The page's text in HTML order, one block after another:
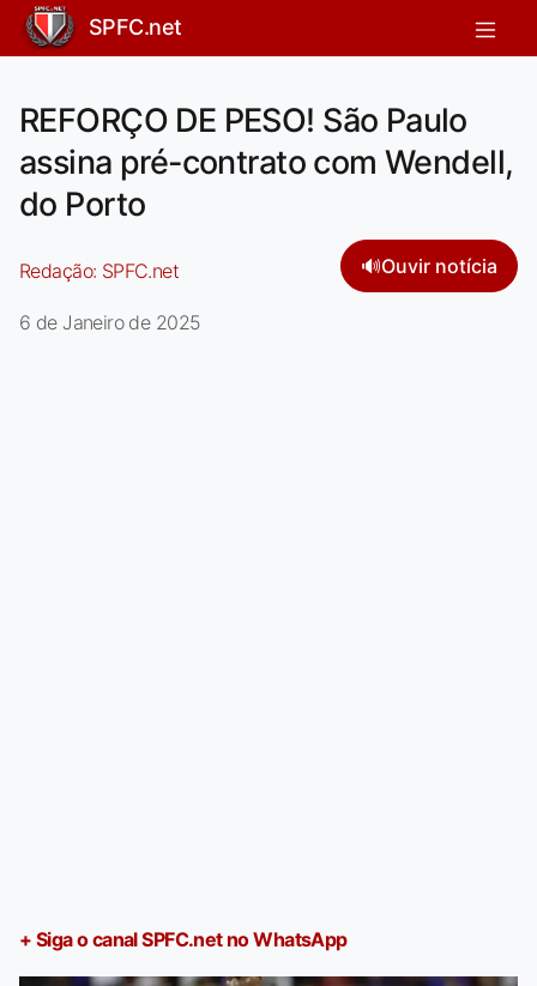
SPFC.net
REFORÇO DE PESO! São Paulo
assina pré-contrato com Wendell,
do Porto
Redação: SPFC.net 🔊Ouvir notícia
6 de Janeiro de 2025
+ Siga o canal SPFC.net no WhatsApp